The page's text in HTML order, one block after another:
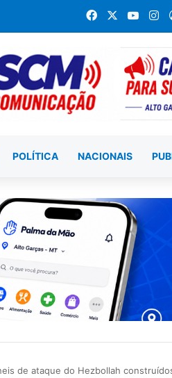
Facebook
POLÍTICA NACIONAIS
de ataque do Hezbollah